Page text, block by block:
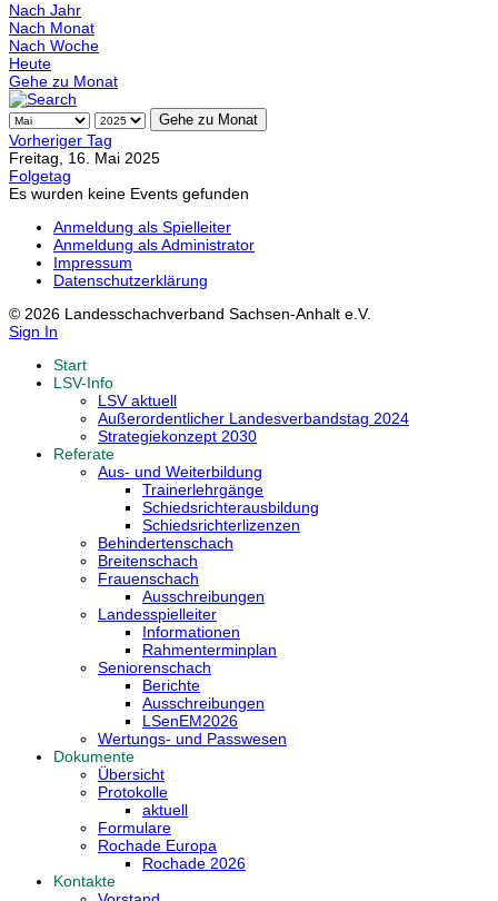
Nach Jahr
Nach Monat
Nach Woche
Heute
Gehe zu Monat
Gehe zu Monat
Vorheriger Tag
Freitag, 16. Mai 2025
Folgetag
Es wurden keine Events gefunden
Anmeldung als Spielleiter
Anmeldung als Administrator
Impressum
Datenschutzerklärung
© 2026 Landesschachverband Sachsen-Anhalt e.V.
Sign In
Start
LSV-Info
LSV aktuell
Außerordentlicher Landesverbandstag 2024
Strategiekonzept 2030
Referate
Aus- und Weiterbildung
Trainerlehrgänge
Schiedsrichterausbildung
Schiedsrichterlizenzen
Behindertenschach
Breitenschach
Frauenschach
Ausschreibungen
Landesspielleiter
Informationen
Rahmenterminplan
Seniorenschach
Berichte
Ausschreibungen
LSenEM2026
Wertungs- und Passwesen
Dokumente
Übersicht
Protokolle
aktuell
Formulare
Rochade Europa
Rochade 2026
Kontakte